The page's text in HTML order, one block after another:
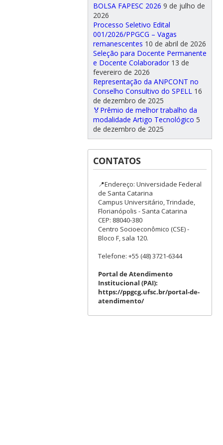
BOLSA FAPESC 2026 9 de julho de
2026
Processo Seletivo Edital
001/2026/PPGCG – Vagas
remanescentes 10 de abril de 2026
Seleção para Docente Permanente
e Docente Colaborador 13 de
fevereiro de 2026
Representação da ANPCONT no
Conselho Consultivo do SPELL 16
de dezembro de 2025
🏅Prêmio de melhor trabalho da
modalidade Artigo Tecnológico 5
de dezembro de 2025
CONTATOS
📍Endereço: Universidade Federal
de Santa Catarina
Campus Universitário, Trindade,
Florianópolis - Santa Catarina
CEP: 88040-380
Centro Socioeconômico (CSE) -
Bloco F, sala 120.
Telefone: +55 (48) 3721-6344
Portal de Atendimento
Institucional (PAI):
https://ppgcg.ufsc.br/portal-de-
atendimento/